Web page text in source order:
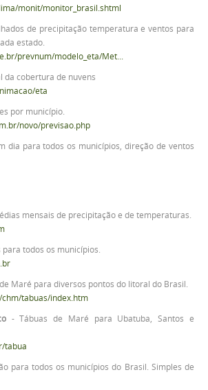
monit/monitor_brasil.shtml
de precipitação temperatura e ventos para
estado.
prevnum/modelo_eta/Met...
da cobertura de nuvens
eta
por município.
novo/previsao.php
dia para todos os municípios, direção de ventos
mensais de precipitação e de temperaturas.
para todos os municípios.
Maré para diversos pontos do litoral do Brasil.
tabuas/index.htm
- Tábuas de Maré para Ubatuba, Santos e
tabua
para todos os municípios do Brasil. Simples de